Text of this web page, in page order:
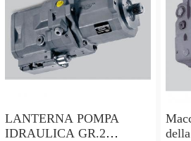
LANTERNA POMPA
IDRAULICA GR.2